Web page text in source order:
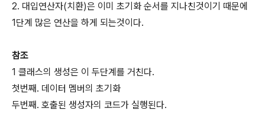
2. 대입연산자(치환)은 이미 초기화 순서를 지나친것이기 때문에
1단계 많은 연산을 하게 되는것이다.
참조
1 클래스의 생성은 이 두단계를 거친다.
첫번째. 데이터 멤버의 초기화
두번째. 호출된 생성자의 코드가 실행된다.